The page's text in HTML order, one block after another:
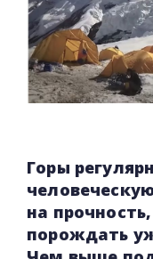
Горы
на
порождать